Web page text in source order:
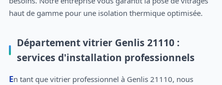
haut de gamme pour une isolation thermique optimisée.
Département vitrier Genlis 21110 :
services d'installation professionnels
En tant que vitrier professionnel à Genlis 21110, nous